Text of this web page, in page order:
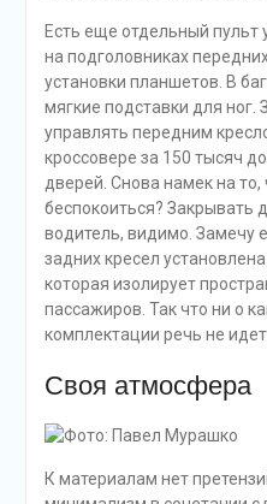
Есть еще отдельный
на подголовниках
установки планшетов. В
мягкие подставки для
управлять передним
кроссовере за 150 тысяч
дверей. Снова намек на
беспокоиться? Закрывать
водитель, видимо. Замечу
задних кресел
которая изолирует
пассажиров. Так что ни о
комплектации речь не
Своя атмосфера
К материалам нет